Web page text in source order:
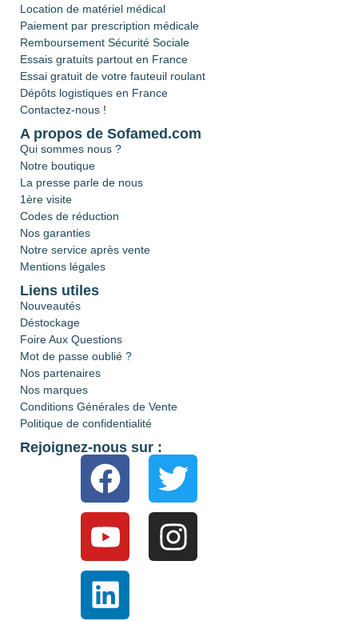
Location de matériel médical
Paiement par prescription médicale
Remboursement Sécurité Sociale
Essais gratuits partout en France
Essai gratuit de votre fauteuil roulant
Dépôts logistiques en France
Contactez-nous !
A propos de Sofamed.com
Qui sommes nous ?
Notre boutique
La presse parle de nous
1ère visite
Codes de réduction
Nos garanties
Notre service après vente
Mentions légales
Liens utiles
Nouveautés
Déstockage
Foire Aux Questions
Mot de passe oublié ?
Nos partenaires
Nos marques
Conditions Générales de Vente
Politique de confidentialité
Rejoignez-nous sur :